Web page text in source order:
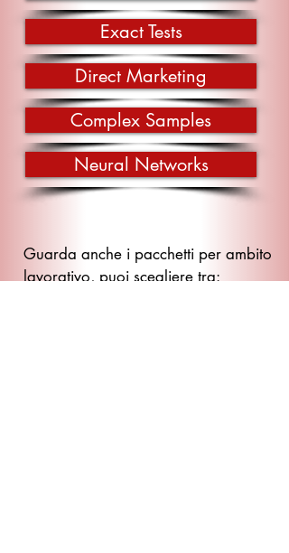
Exact Tests
Direct Marketing
Complex Samples
Neural Networks
Guarda anche i pacchetti per ambito
lavorativo, puoi scegliere tra: